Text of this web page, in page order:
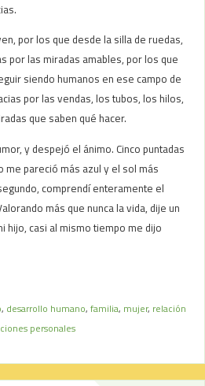
por los que desde la silla de ruedas,
por las miradas amables, por los que
siendo humanos en ese campo de
por las vendas, los tubos, los hilos,
que saben qué hacer.
y despejó el ánimo. Cinco puntadas
me pareció más azul y el sol más
comprendí enteramente el
más que nunca la vida, dije un
hijo, casi al mismo tiempo me dijo
, desarrollo humano,familia, mujer, relación
personales